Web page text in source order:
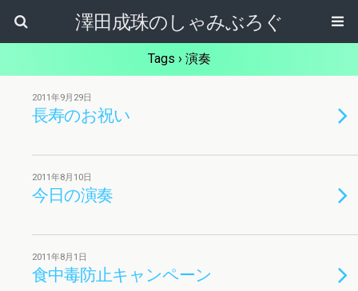
澤田成珠のしゃみぶろぐ
Tags › 演奏
2011年9月29日
長寿のお祝い
2011年8月10日
今日の演奏
2011年8月1日
食中毒防止キャンペーン